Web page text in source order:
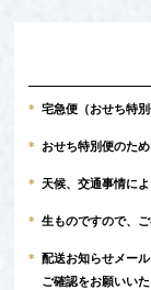
* 宅急便（おせち特
* おせち特別便のた
* 天候、交通事情に
* 生ものですので、
*
配送お知らせメー
ご確認をお願いいた